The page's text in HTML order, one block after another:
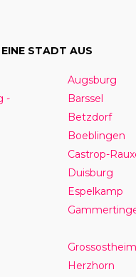
STADT AUS
Augsburg
-
Barssel
Betzdorf
Boeblingen
Castrop-
Duisburg
Espelkamp
Grossostheim
Herzhorn